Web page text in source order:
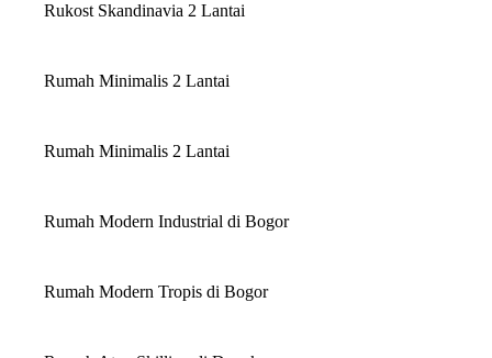
Rukost Skandinavia 2 Lantai
Rumah Minimalis 2 Lantai
Rumah Minimalis 2 Lantai
Rumah Modern Industrial di Bogor
Rumah Modern Tropis di Bogor